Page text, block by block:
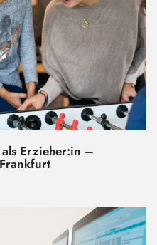
Erzieher:in –